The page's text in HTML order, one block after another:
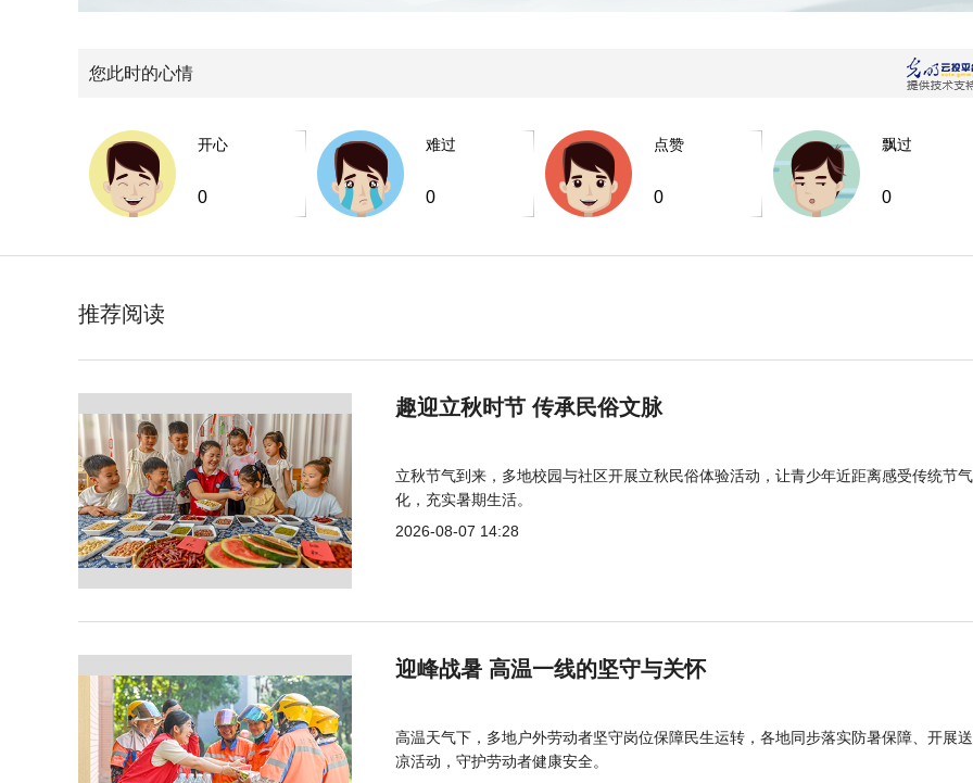
您此时的心情
开心
0
难过
0
点赞
0
飘过
0
推荐阅读
趣迎立秋时节 传承民俗文脉
立秋节气到来，多地校园与社区开展立秋民俗体验活动，让青少年近距离感受传统节
化，充实暑期生活。
2026-08-07 14:28
迎峰战暑 高温一线的坚守与关怀
高温天气下，多地户外劳动者坚守岗位保障民生运转，各地同步落实防暑保障、开展
凉活动，守护劳动者健康安全。